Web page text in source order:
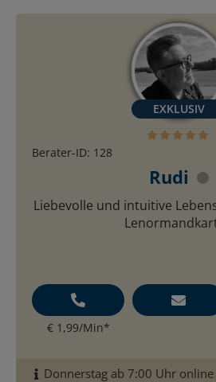
Rudi
Berater-ID: 128
Liebevolle und intuitive
€ 1,99/Min*
Donnerstag ab 7:00 Uhr